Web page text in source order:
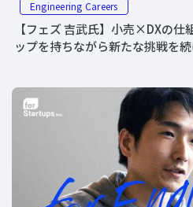
Engineering Careers
【フェズ 吉武氏】小売×DXの
ップを持ちながら新たな挑戦を